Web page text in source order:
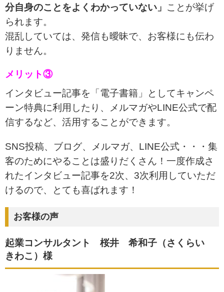
分自身のことをよくわかっていない」 ことが挙げ
られます。
混乱していては、発信も曖昧で、お客様にも伝わ
りません。
メリット③
インタビュー記事を「電子書籍」としてキャンペ
ーン特典に利用したり、メルマガやLINE公式で配
信するなど、活用することができます。
SNS投稿、ブログ、メルマガ、LINE公式・・・集
客のためにやることは盛りだくさん！ 一度作成さ
れたインタビュー記事を2次、3次利用していただ
けるので、とても喜ばれます！
お客様の声
起業コンサルタント 桜井 希和子（さくらい
きわこ）様